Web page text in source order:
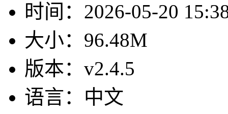
时间： 2026-05-20
大小： 96.48M
版本： v2.4.5
语言： 中文